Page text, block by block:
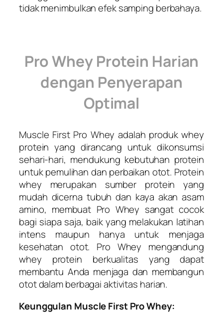
tidak menimbulkan efek samping berbahaya.
Pro Whey Protein Harian
dengan Penyerapan
Optimal
Muscle First Pro Whey adalah produk whey
protein yang dirancang untuk dikonsumsi
sehari-hari, mendukung kebutuhan protein
untuk pemulihan dan perbaikan otot. Protein
whey merupakan sumber protein yang
mudah dicerna tubuh dan kaya akan asam
amino, membuat Pro Whey sangat cocok
bagi siapa saja, baik yang melakukan latihan
intens maupun hanya untuk menjaga
kesehatan otot. Pro Whey mengandung
whey protein berkualitas yang dapat
membantu Anda menjaga dan membangun
otot dalam berbagai aktivitas harian.
Keunggulan Muscle First Pro Whey: